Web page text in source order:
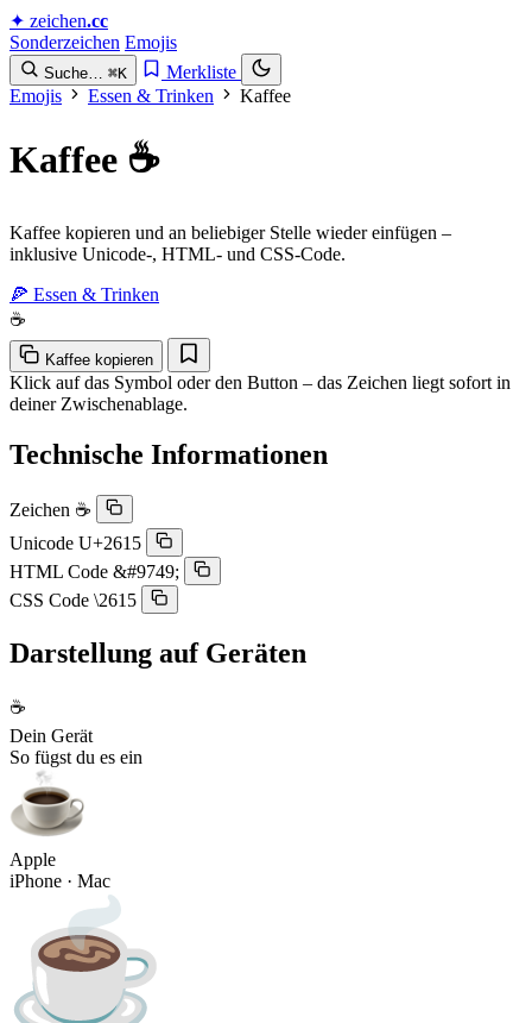
✦ zeichen.cc
Sonderzeichen Emojis
Suche… ⌘K
Merkliste
Emojis
Essen & Trinken Kaffee
Kaffee ☕
Kaffee kopieren und an beliebiger Stelle wieder einfügen –
inklusive Unicode-, HTML- und CSS-Code.
🍕 Essen & Trinken
☕
Kaffee kopieren
Klick auf das Symbol oder den Button – das Zeichen liegt sofort in
deiner Zwischenablage.
Technische Informationen
Zeichen ☕
Unicode U+2615
HTML Code &#9749;
CSS Code \2615
Darstellung auf Geräten
☕
Dein Gerät
So fügst du es ein
Apple
iPhone · Mac